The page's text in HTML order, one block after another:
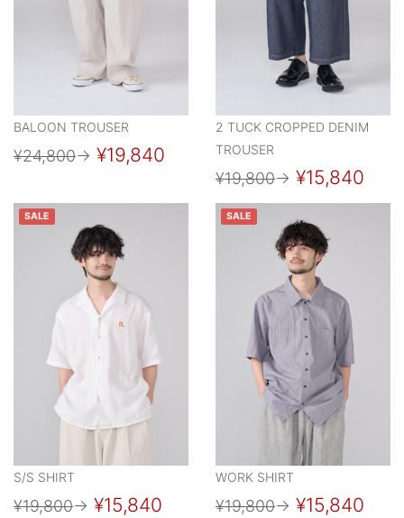
BALOON TROUSER
¥24,800→ ¥19,840
2 TUCK CROPPED DENIM
TROUSER
¥19,800→ ¥15,840
SALE
S/S SHIRT
¥19,800→ ¥15,840
SALE
WORK SHIRT
¥19,800→ ¥15,840